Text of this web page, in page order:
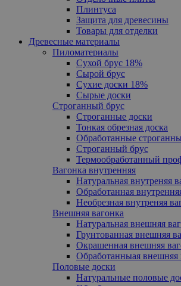
Плинтуса
Защита для древесины
Товары для отделки
Древесные материалы
Пиломатериалы
Сухой брус 18%
Сырой брус
Сухие доски 18%
Сырые доски
Cтроганный брус
Cтроганные доски
Тонкая обрезная доска
Обработанные
Cтроганный брус
Термообработанный
Вагонка внутренняя
Натуральная внутреняя
Обработанная
Необрезная внутреняя
Внешняя вагонка
Натуральная внешняя
Грунтованная внешняя
Oкрашенная внешняя
Обработанныая внешняя
Половые доски
Натуральные половые